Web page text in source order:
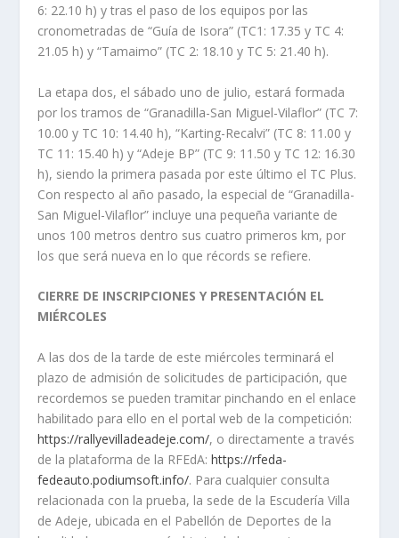
6: 22.10 h) y tras el paso de los equipos por las
cronometradas de “Guía de Isora” (TC1: 17.35 y TC 4:
21.05 h) y “Tamaimo” (TC 2: 18.10 y TC 5: 21.40 h).
La etapa dos, el sábado uno de julio, estará formada
por los tramos de “Granadilla-San Miguel-Vilaflor” (TC 7:
10.00 y TC 10: 14.40 h), “Karting-Recalvi” (TC 8: 11.00 y
TC 11: 15.40 h) y “Adeje BP” (TC 9: 11.50 y TC 12: 16.30
h), siendo la primera pasada por este último el TC Plus.
Con respecto al año pasado, la especial de “Granadilla-
San Miguel-Vilaflor” incluye una pequeña variante de
unos 100 metros dentro sus cuatro primeros km, por
los que será nueva en lo que récords se refiere.
CIERRE DE INSCRIPCIONES Y PRESENTACIÓN EL
MIÉRCOLES
A las dos de la tarde de este miércoles terminará el
plazo de admisión de solicitudes de participación, que
recordemos se pueden tramitar pinchando en el enlace
habilitado para ello en el portal web de la competición:
https://rallyevilladeadeje.com/, o directamente a través
de la plataforma de la RFEdA:https://rfeda-
fedeauto.podiumsoft.info/. Para cualquier consulta
relacionada con la prueba, la sede de la Escudería Villa
de Adeje, ubicada en el Pabellón de Deportes de la